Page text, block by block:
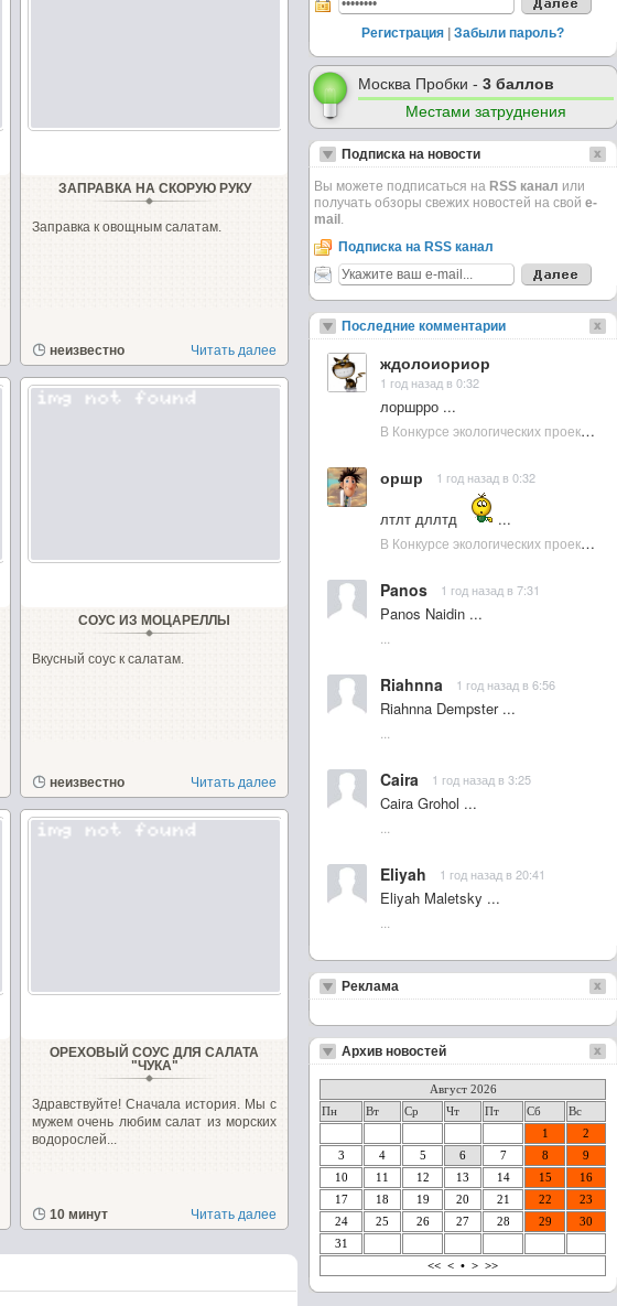
ЗАПРАВКА НА СКОРУЮ РУКУ
Заправка к овощным салатам.
неизвестно Читать далее
СОУС ИЗ МОЦАРЕЛЛЫ
Вкусный соус к салатам.
неизвестно Читать далее
ОРЕХОВЫЙ СОУС ДЛЯ САЛАТА
"ЧУКА"
Здравствуйте! Сначала история. Мы с
мужем очень любим салат из морских
водорослей...
10 минут Читать далее
Регистрация Забыли пароль?
Москва Пробки - 3 баллов
Местами затруднения
Подписка на новости
Вы можете подписаться на RSS канал или
получать обзоры свежих новостей на свой e-
mail .
Подписка на RSS канал
Последние комментарии
ждолоиориор
1 год назад в 0:32
лоршрро ...
В Конкурсе экологических проектов в Подмосковье активно участвовала молодежь :: NewsRbk.ru...
оршр 1 год назад в 0:32
лтлт дллтд
...
В Конкурсе экологических проектов в Подмосковье активно участвовала молодежь :: NewsRbk.ru...
Panos 1 год назад в 7:31
Panos Naidin ...
Riahnna 1 год назад в 6:56
Riahnna Dempster ...
Caira 1 год назад в 3:25
Caira Grohol ...
Eliyah 1 год назад в 20:41
Eliyah Maletsky ...
Реклама
Архив новостей
Август 2026
Пн
Вт Ср Чт Пт Сб
Вс
1
2
3
4 5 6 7 8
9
10
11 12 13 14 15
16
17
18 19 20 21 22
23
24
25 26 27 28 29
30
31
<< < • > >>